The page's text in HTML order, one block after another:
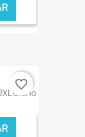
€ ONLINE
Ciano
favorite_border